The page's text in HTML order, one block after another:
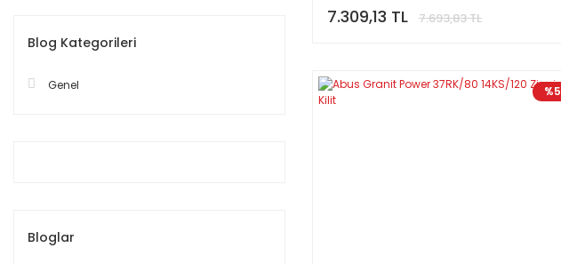
Blog Kategorileri
Genel
Bloglar
7.309,13 TL 7.693,83 TL
%5